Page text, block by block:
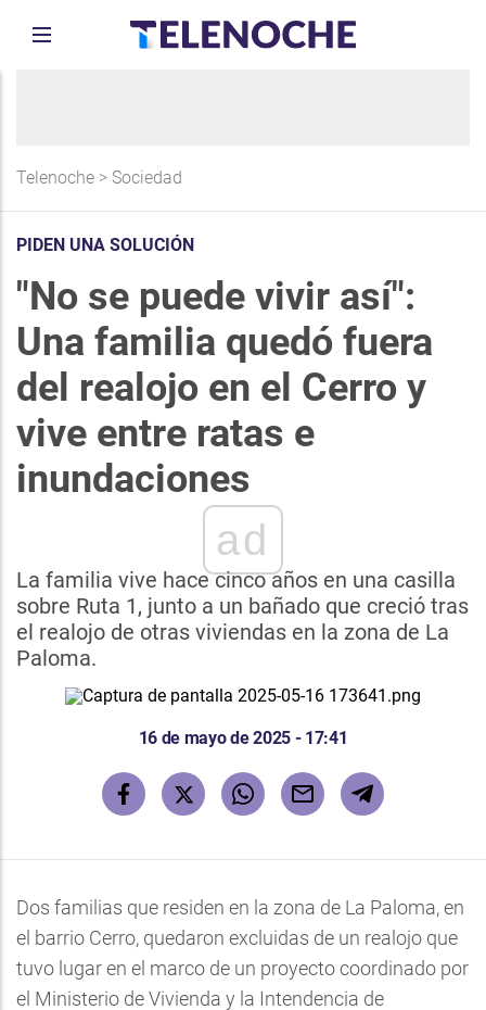
Telenoche > Sociedad
PIDEN UNA SOLUCIÓN
"No se puede vivir así":
Una familia quedó fuera
del realojo en el Cerro y
vive entre ratas e
inundaciones
ad
La familia vive hace cinco años en una casilla
sobre Ruta 1, junto a un bañado que creció tras
el realojo de otras viviendas en la zona de La
Paloma.
16 de mayo de 2025 - 17:41
Dos familias que residen en la zona de La Paloma, en
el barrio Cerro, quedaron excluidas de un realojo que
tuvo lugar en el marco de un proyecto coordinado por
el Ministerio de Vivienda y la Intendencia de